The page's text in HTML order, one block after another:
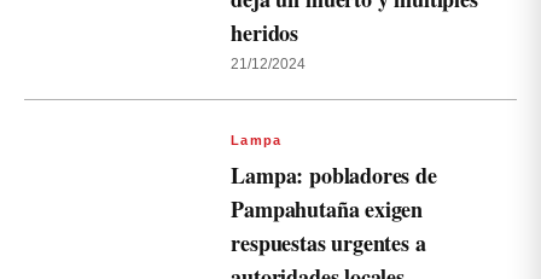
heridos
21/12/2024
Lampa
Lampa: pobladores de
Pampahutaña exigen
respuestas urgentes a